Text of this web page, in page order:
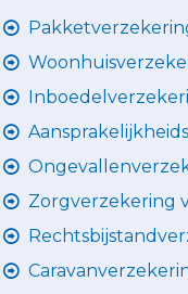
Zorgverzekering